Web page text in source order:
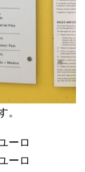
ーロ
ーロ